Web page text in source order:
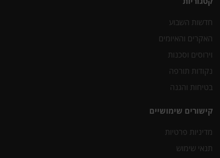
חדשות השבוע
האקרים והאיומים
וירוסים וסכנות
נקודות תורפה
בטיחות והגנה
קישורים שימושיים
מדיניות פרטיות
תנאי שימוש